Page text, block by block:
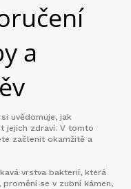
a
uvědomuje, jak
jejich zdraví. V tomto
začlenit okamžitě a
vrstva bakterií, která
se v zubní kámen,